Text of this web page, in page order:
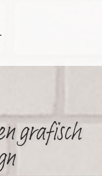
grafisch